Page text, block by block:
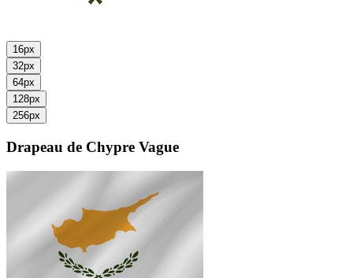
16px
32px
64px
128px
256px
Drapeau de Chypre Vague